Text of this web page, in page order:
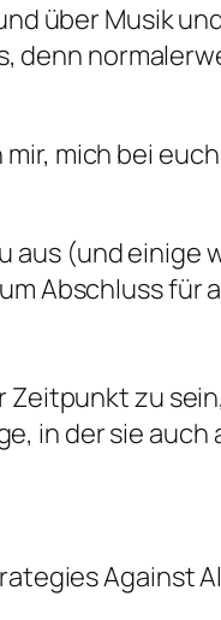
über Musik
denn
mich bei
(und einige
Abschluss für
zu
in der sie auch
Against